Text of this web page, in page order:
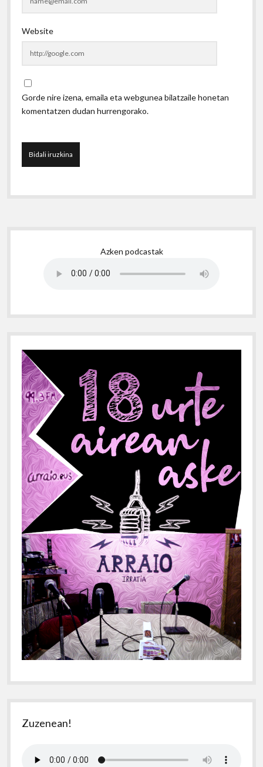
Website
Gorde nire izena, emaila eta webgunea bilatzaile honetan
komentatzen dudan hurrengorako.
Sidebar
Azken podcastak
Zuzenean!